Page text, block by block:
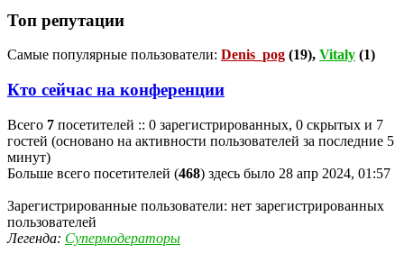
Топ репутации
Самые популярные пользователи: Denis_pog (19), Vitaly (1)
Кто сейчас на конференции
Всего 7 посетителей :: 0 зарегистрированных, 0 скрытых и 7
гостей (основано на активности пользователей за последние 5
минут)
Больше всего посетителей (468) здесь было 28 апр 2024, 01:57
Зарегистрированные пользователи: нет зарегистрированных
пользователей
Легенда: Супермодераторы